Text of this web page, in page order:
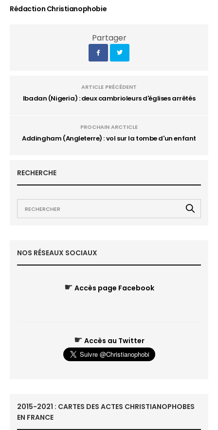
Rédaction Christianophobie
Partager
ARTICLE PRÉCÉDENT
Ibadan (Nigeria) : deux cambrioleurs d'églises arrêtés
PROCHAIN ARCTICLE
Addingham (Angleterre) : vol sur la tombe d'un enfant
RECHERCHE
NOS RÉSEAUX SOCIAUX
☛ Accès page Facebook
☛ Accès au Twitter
2015-2021 : CARTES DES ACTES CHRISTIANOPHOBES
EN FRANCE